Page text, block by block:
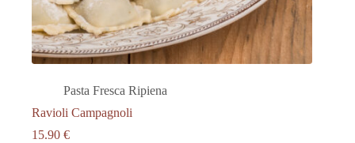
Pasta Fresca Ripiena
Ravioli Campagnoli
15.90 €